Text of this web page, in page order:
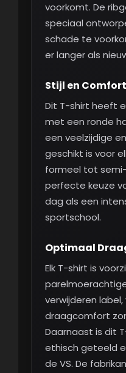
voorkomt. De
speciaal
schade te
er langer als
Stijl en
Dit T-shirt heeft
met een ronde
een veelzijdige
geschikt is voor
formeel tot
perfecte keuze
dag als een
sportschool.
Optimaal
Elk T-shirt is
verwijderen
draagcomfort
Daarnaast is dit
ethisch geteeld
de VS. De